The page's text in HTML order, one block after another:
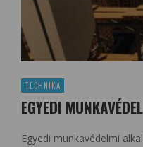
TECHNIKA
EGYEDI
Egyedi munkavédelmi